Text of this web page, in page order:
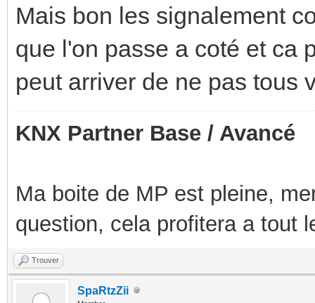
Mais bon les signalement
que l'on passe a coté et ca
peut arriver de ne pas tous
KNX Partner Base / Avancé
Ma boite de MP est pleine,
question, cela profitera a tout
Trouver
SpaRtzZii